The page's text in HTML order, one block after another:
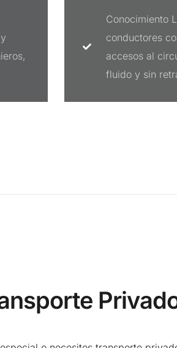
Conocimiento
conductores
accesos al
fluido y sin